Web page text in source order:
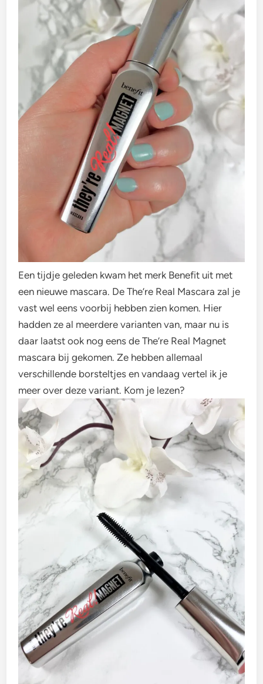
Een tijdje geleden kwam het merk Benefit uit met
een nieuwe mascara. De The’re Real Mascara zal je
vast wel eens voorbij hebben zien komen. Hier
hadden ze al meerdere varianten van, maar nu is
daar laatst ook nog eens de The’re Real Magnet
mascara bij gekomen. Ze hebben allemaal
verschillende borsteltjes en vandaag vertel ik je
meer over deze variant. Kom je lezen?